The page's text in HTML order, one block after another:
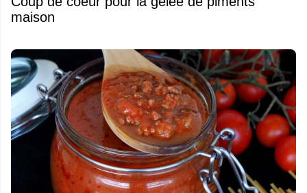
maison